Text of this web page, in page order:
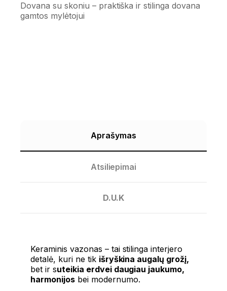
Dovana su skoniu – praktiška ir stilinga dovana
gamtos mylėtojui
Aprašymas
Atsiliepimai
D.U.K
Keraminis vazonas – tai stilinga interjero
detalė, kuri ne tik išryškina augalų grožį,
bet ir suteikia erdvei daugiau jaukumo,
harmonijosbei modernumo.